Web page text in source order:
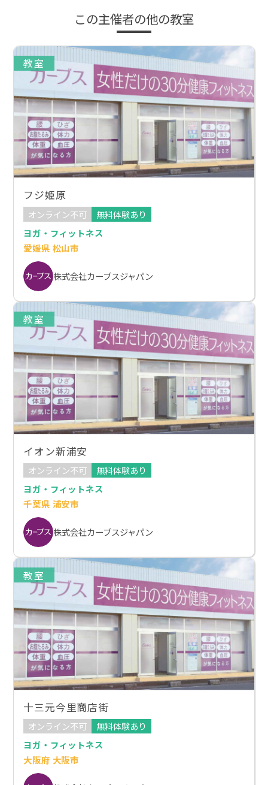
この主催者の他の教室
教室
フジ姫原
オンライン不可
無料体験あり
ヨガ・フィットネス
愛媛県 松山市
株式会社カーブスジャパン
教室
イオン新浦安
オンライン不可
無料体験あり
ヨガ・フィットネス
千葉県 浦安市
株式会社カーブスジャパン
教室
十三元今里商店街
オンライン不可
無料体験あり
ヨガ・フィットネス
大阪府 大阪市